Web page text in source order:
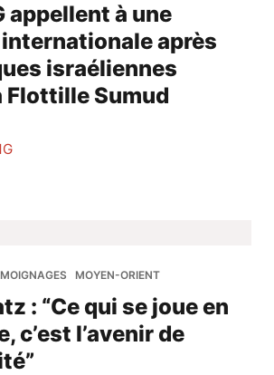
appellent à une
après
israéliennes
Flottille Sumud
MOYEN-ORIENT
: “Ce qui se joue en
c’est l’avenir de